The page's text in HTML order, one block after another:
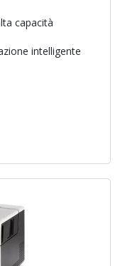
capacità
intelligente